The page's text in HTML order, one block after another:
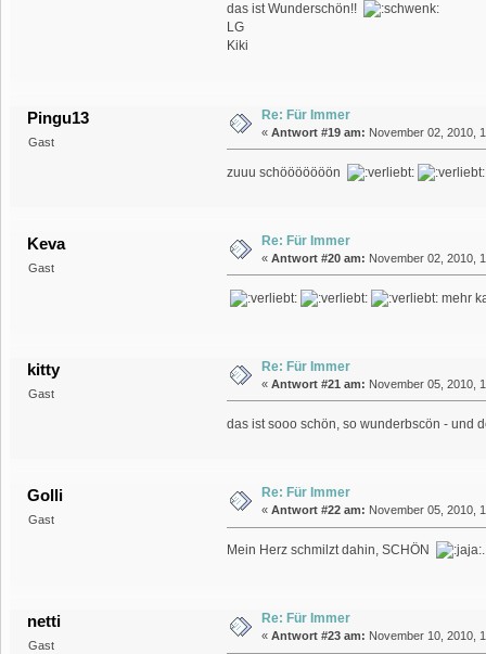
das ist Wunderschön!!
LG
Kiki
Pingu13
Gast
Re: Für Immer
« Antwort #19 am: November 02, 2010,
zuuu schööööööön
Keva
Gast
Re: Für Immer
« Antwort #20 am: November 02, 2010,
mehr
kitty
Gast
Re: Für Immer
« Antwort #21 am: November 05, 2010,
das ist sooo schön, so wunderbscön - und
Golli
Gast
Re: Für Immer
« Antwort #22 am: November 05, 2010,
Mein Herz schmilzt dahin, SCHÖN .
netti
Gast
Re: Für Immer
« Antwort #23 am: November 10, 2010,